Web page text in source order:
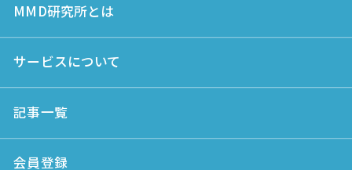
MMD研究所とは
サービスについて
記事一覧
会員登録